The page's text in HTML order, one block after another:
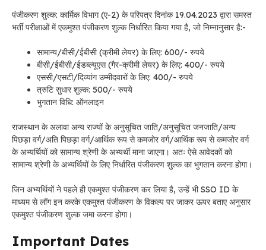
पंजीकरण शुल्क: कार्मिक विभाग (ए-2) के परिपत्र दिनांक 19.04.2023 द्वारा समस्त
भर्ती परीक्षाओं में एकमुश्त पंजीकरण शुल्क निर्धारित किया गया है, जो निम्नानुसार है:-
सामान्य/बीसी/ईबीसी (क्रीमी लेयर) के लिए: 600/- रुपये
बीसी/ईबीसी/ईडब्ल्यूएस (गैर-क्रीमी लेयर) के लिए: 400/- रुपये
एससी/एसटी/दिव्यांग उम्मीदवारों के लिए: 400/- रुपये
त्रुटि सुधार शुल्क: 500/- रुपये
भुगतान विधि: ऑनलाइन
राजस्थान के अलावा अन्य राज्यों के अनुसूचित जाति/अनुसूचित जनजाति/अन्य
पिछड़ा वर्ग/अति पिछड़ा वर्ग/आर्थिक रूप से कमजोर वर्ग/आर्थिक रूप से कमजोर वर्ग
के अभ्यर्थियों को सामान्य श्रेणी के अभ्यर्थी माना जाएगा। अतः ऐसे आवेदकों को
सामान्य श्रेणी के अभ्यर्थियों के लिए निर्धारित पंजीकरण शुल्क का भुगतान करना होगा।
जिन अभ्यर्थियों ने पहले ही एकमुश्त पंजीकरण कर लिया है, उन्हें भी SSO ID के
माध्यम से लॉग इन करके एकमुश्त पंजीकरण के विकल्प पर जाकर ऊपर बताए अनुसार
एकमुश्त पंजीकरण शुल्क जमा करना होगा।
Important Dates